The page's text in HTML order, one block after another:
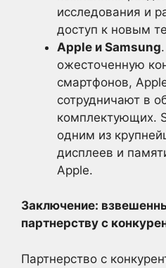
исследования и
доступ к новым
Apple и Samsung
ожесточенную
смартфонов,
сотрудничают в
комплектующих.
одним из
дисплеев и
Apple.
Заключение:
партнерству с
Партнерство с